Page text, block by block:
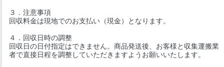
３．注意事項
回収料金は現地でのお支払い（現金）となります。
４．回収日時の調整
回収日の日付指定はできません。商品発送後、お客様と収集運搬業
者で直接日程を調整していただきますようお願いいたします。